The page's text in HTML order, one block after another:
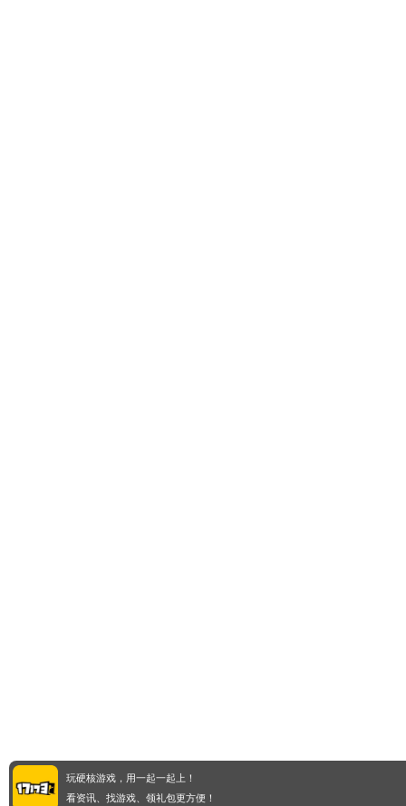
玩硬核游戏，用一起一起上！
看资讯、找游戏、领礼包更方便！